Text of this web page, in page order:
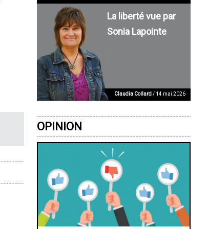
La liberté vue par
Sonia Lapointe
Claudia Collard/ 14 mai 2026
OPINION